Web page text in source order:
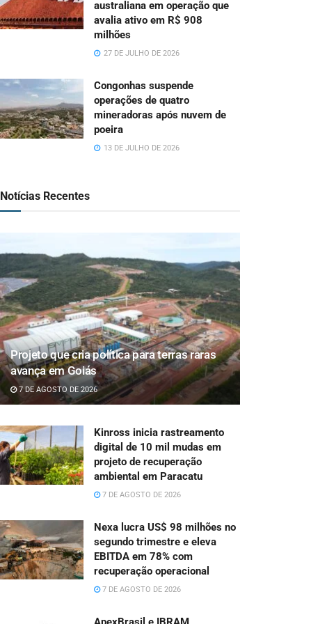
australiana em operação que
avalia ativo em R$ 908
milhões
27 DE JULHO DE 2026
Congonhas suspende
operações de quatro
mineradoras após nuvem de
poeira
13 DE JULHO DE 2026
Notícias Recentes
Projeto que cria política para terras raras
avança em Goiás
7 DE AGOSTO DE 2026
Kinross inicia rastreamento
digital de 10 mil mudas em
projeto de recuperação
ambiental em Paracatu
7 DE AGOSTO DE 2026
Nexa lucra US$ 98 milhões no
segundo trimestre e eleva
EBITDA em 78% com
recuperação operacional
7 DE AGOSTO DE 2026